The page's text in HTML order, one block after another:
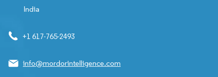
India
+1 617-765-2493
info@mordorintelligence.com